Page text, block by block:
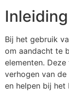
Inleiding
Bij het gebruik
om aandacht te
elementen.
verhogen van
en helpen bij het